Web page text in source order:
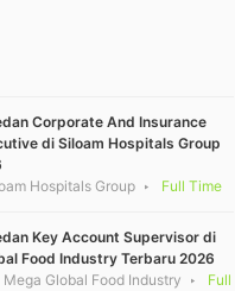
Corporate And Insurance
di Siloam Hospitals Group
Hospitals Group Full Time
Key Account Supervisor di
Food Industry Terbaru 2026
Mega Global Food Industry
Full